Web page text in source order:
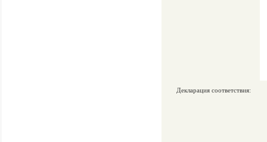
Декларация соответствия: